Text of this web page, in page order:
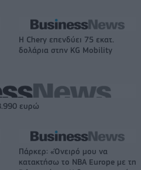
Η Chery επενδύει 75 εκατ.
δολάρια στην KG Mobility
ευρώ
Πάρκερ: «Όνειρό μου να
κατακτήσω το ΝΒΑ Europe με τη